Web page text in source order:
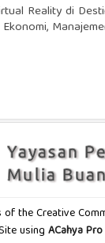
Reality di
the Creative
using ACahya